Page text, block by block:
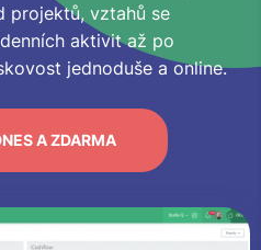
projektů, vztahů se
aktivit až po
jednoduše a online.
A ZDARMA